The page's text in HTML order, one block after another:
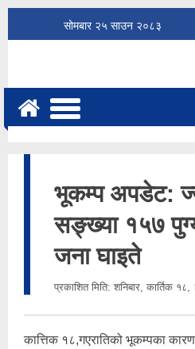
सोमबार २५ साउन २०८३
भूकम्प अपडेट:
सङ्ख्या १५७
जना घाइते
प्रकाशित मिति: शनिबार, कार्तिक
कात्तिक १८,गएरातिको भूकम्पका